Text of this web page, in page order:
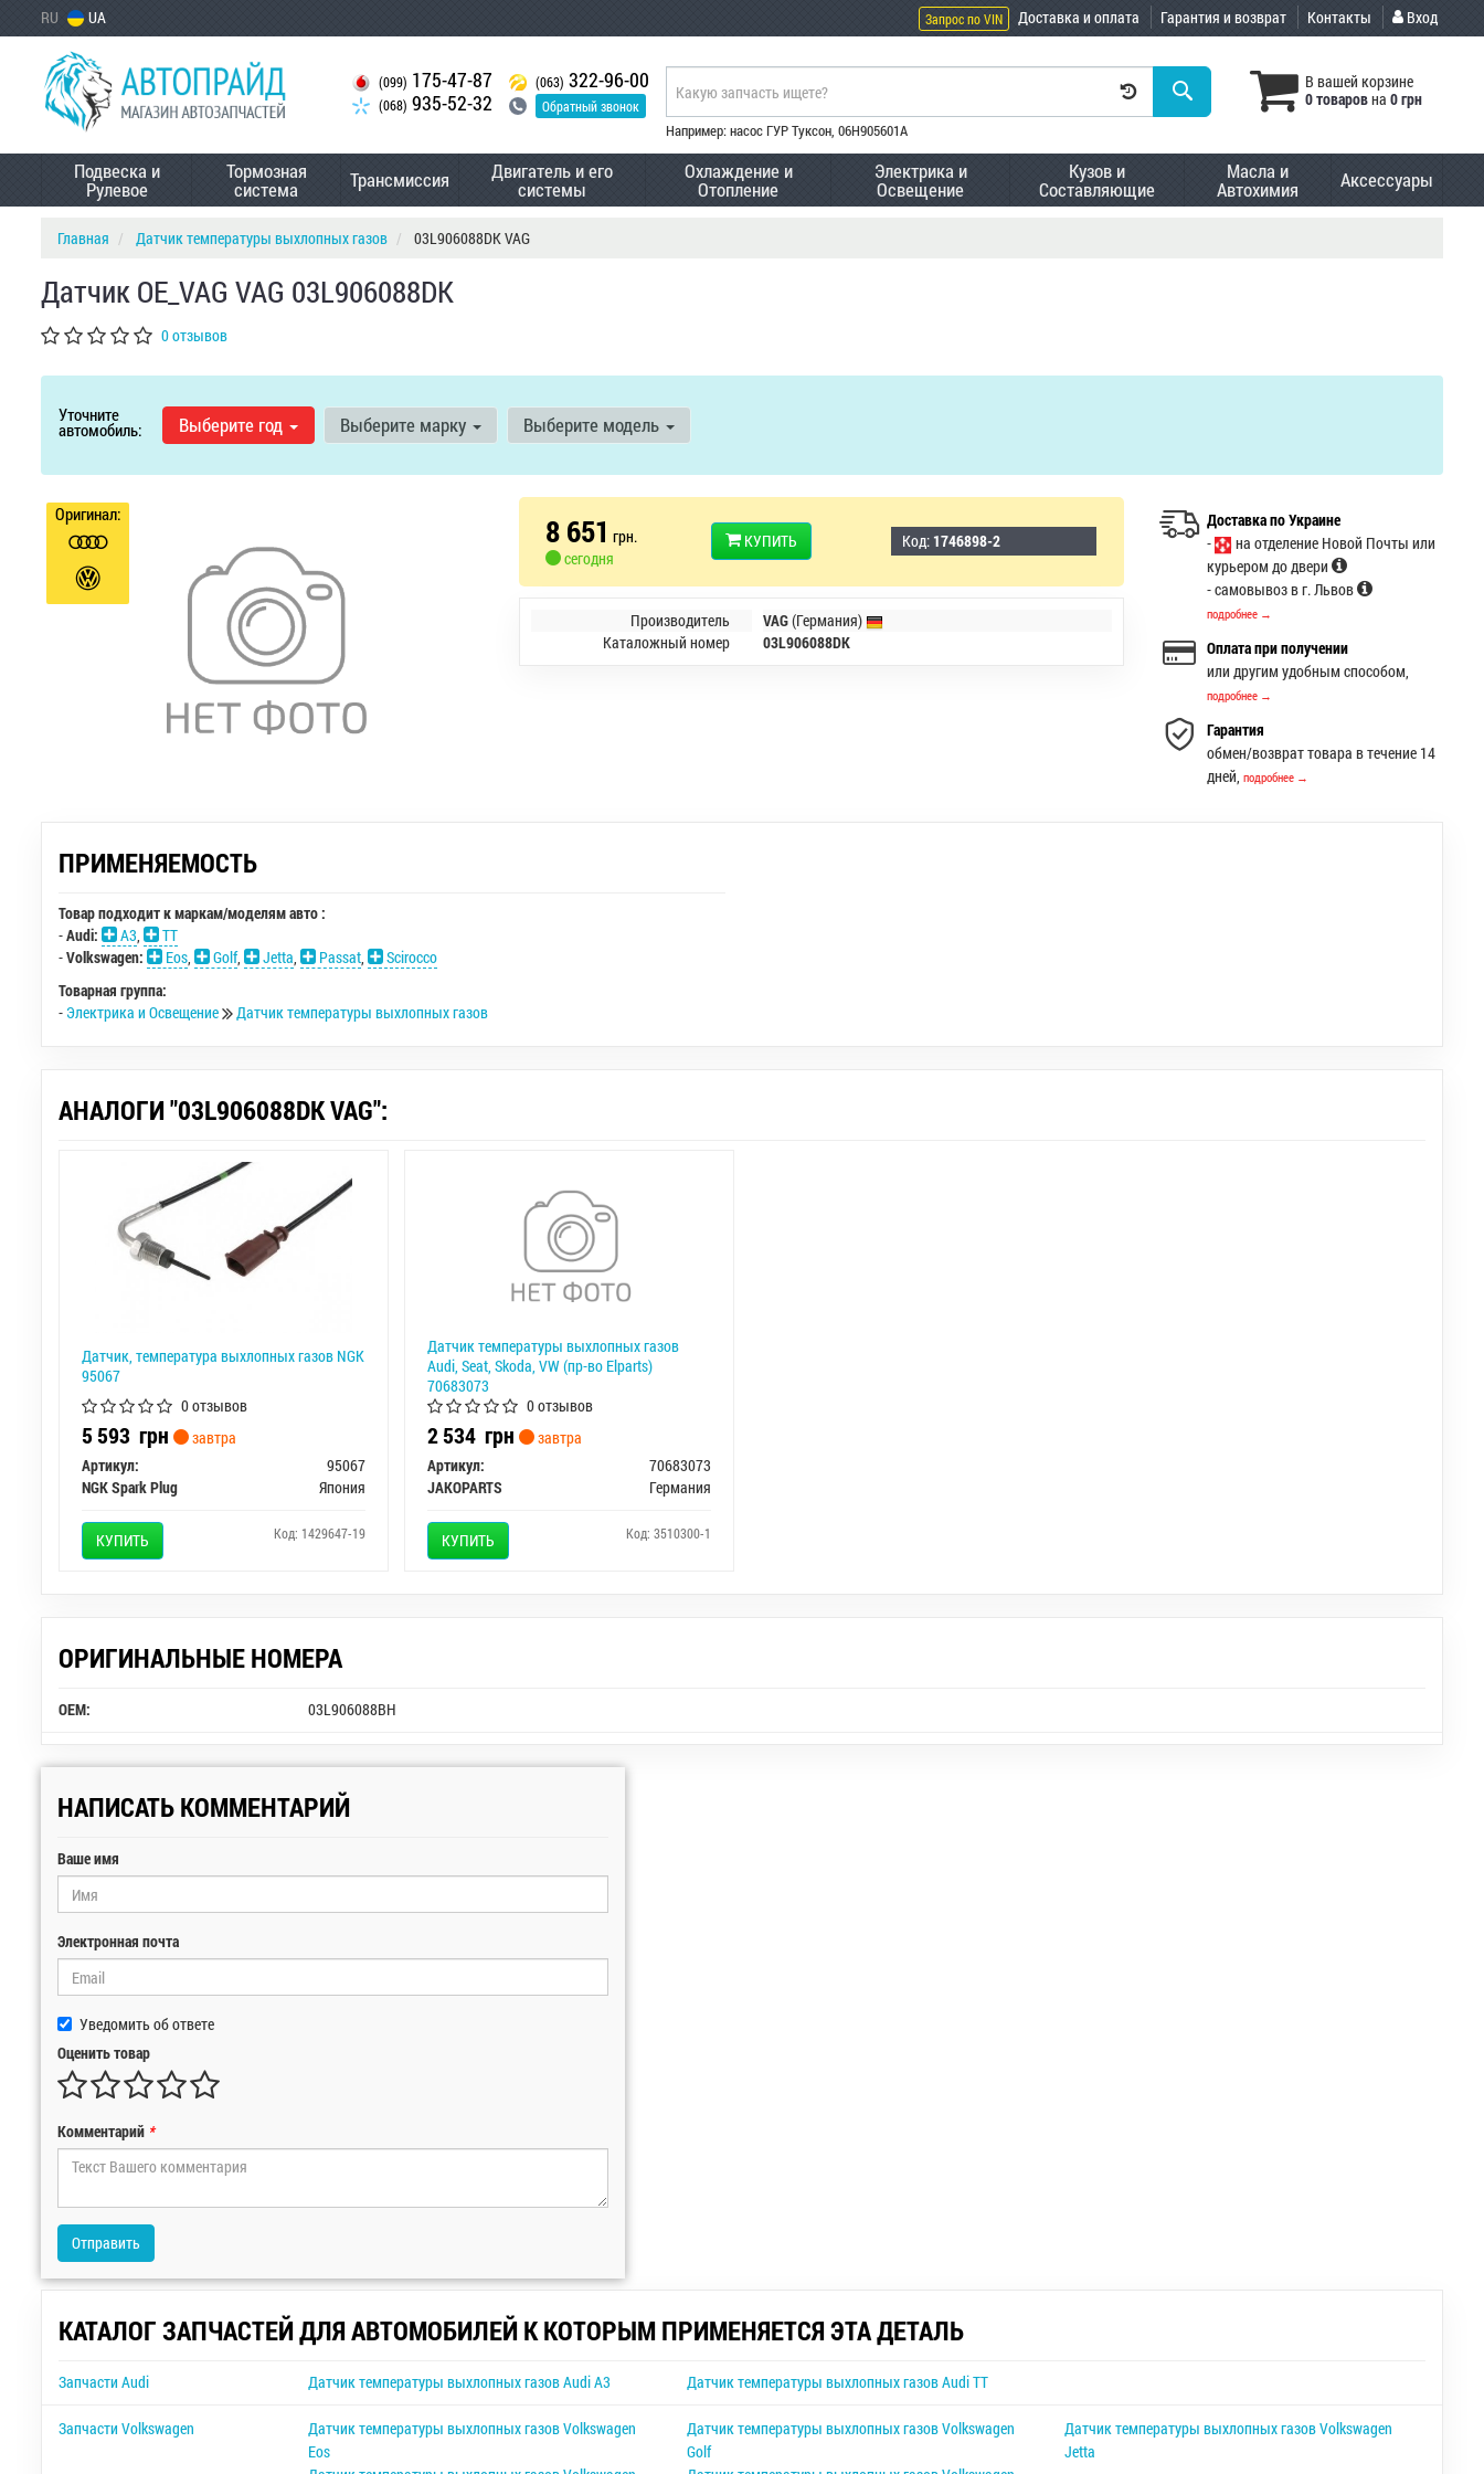
RU UA Запрос по VIN Доставка и оплата Гарантия и возврат Контакты Вход
(099) 175-47-87
(068) 935-52-32
(063) 322-96-00
Обратный звонок
В вашей корзине
0 товаровна 0 грн
Например: насос ГУР Туксон, 06H905601A
Подвеска и
Рулевое
Тормозная
система Трансмиссия Двигатель и его
системы
Охлаждение и
Отопление
Электрика и
Освещение
Кузов и
Составляющие
Масла и
Автохимия Аксессуары
Главная Датчик температуры выхлопных газов 03L906088DK VAG
Датчик OE_VAG VAG 03L906088DK
0 отзывов
Уточните
автомобиль: Выберите год Выберите марку Выберите модель
Оригинал: 8 651 грн.
сегодня
КУПИТЬ Код: 1746898-2
Производитель VAG(Германия)
Каталожный номер
03L906088DK
Доставка по Украине
-
на отделение Новой Почты или
курьером до двери
- самовывоз в г. Львов
подробнее →
Оплата при получении
или другим удобным способом,
подробнее →
Гарантия
обмен/возврат товара в течение 14
дней,подробнее →
ПРИМЕНЯЕМОСТЬ
Товар подходит к маркам/моделям авто :
-Audi: A3,
TT
-Volkswagen: Eos, Golf, Jetta, Passat,
Scirocco
Товарная группа:
- Электрика и Освещение Датчик температуры выхлопных газов
АНАЛОГИ "03L906088DK VAG":
Датчик, температура выхлопных газов NGK
95067
0 отзывов
5 593 грн
завтра
Артикул:
95067
NGK Spark Plug
Япония
КУПИТЬ Код: 1429647-19
Датчик температуры выхлопных газов
Audi, Seat, Skoda, VW (пр-во Elparts)
70683073
0 отзывов
2 534 грн
завтра
Артикул:
70683073
JAKOPARTS
Германия
КУПИТЬ Код: 3510300-1
ОРИГИНАЛЬНЫЕ НОМЕРА
OEM: 03L906088BH
НАПИСАТЬ КОММЕНТАРИЙ
Ваше имя
Электронная почта
Уведомить об ответе
Оценить товар
Комментарий *
Отправить
КАТАЛОГ ЗАПЧАСТЕЙ ДЛЯ АВТОМОБИЛЕЙ К КОТОРЫМ ПРИМЕНЯЕТСЯ ЭТА ДЕТАЛЬ
Запчасти Audi Датчик температуры выхлопных газов Audi A3 Датчик температуры выхлопных газов Audi TT
Запчасти Volkswagen
Датчик температуры выхлопных газов Volkswagen
Eos
Датчик температуры выхлопных газов Volkswagen
Golf
Датчик температуры выхлопных газов Volkswagen
Jetta